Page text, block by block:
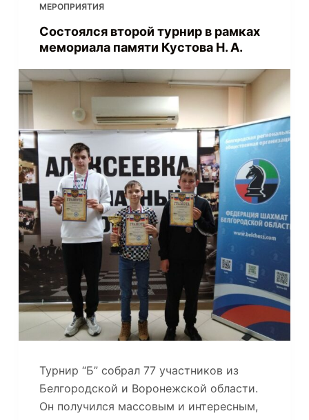
МЕРОПРИЯТИЯ
Состоялся второй турнир в рамках
мемориала памяти Кустова Н. А.
Турнир “Б” собрал 77 участников из
Белгородской и Воронежской области.
Он получился массовым и интересным,